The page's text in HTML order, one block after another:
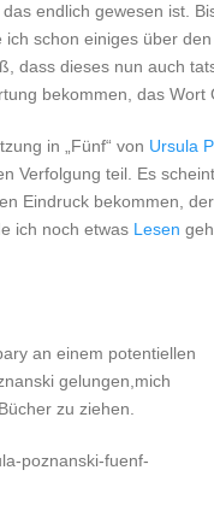
endlich gewesen ist.
schon einiges über
dass dieses nun auch
bekommen, das Wort
in „Fünf“ von Ursula
Verfolgung teil. Es
Eindruck bekommen,
ich noch etwas Lesen
an einem potentiellen
gelungen,mich
zu ziehen.
poznanski-fuenf-